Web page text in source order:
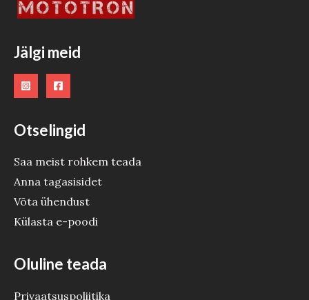
Jälgi meid
Otselingid
Saa meist rohkem teada
Anna tagasisidet
Võta ühendust
Külasta e-poodi
Oluline teada
Privaatsuspoliitika